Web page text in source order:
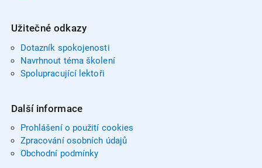
Užitečné odkazy
Dotazník spokojenosti
Navrhnout téma školení
Spolupracující lektoři
Další informace
Prohlášení o použití cookies
Zpracování osobních údajů
Obchodní podmínky